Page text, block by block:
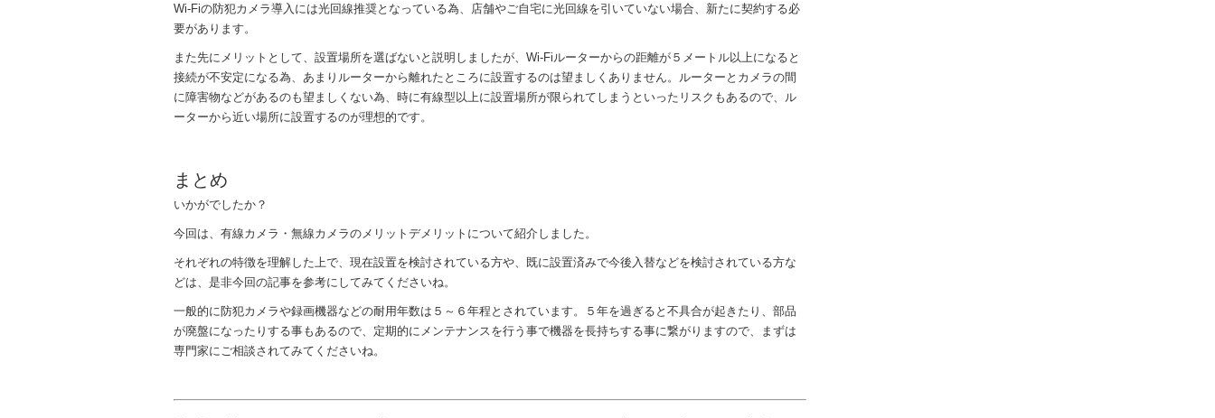
Wi-Fiの防犯カメラ導入には光回線推奨となっている為、店舗やご自宅に光回線を引いていない場合、新たに契約する必
要があります。
また先にメリットとして、設置場所を選ばないと説明しましたが、Wi-Fiルーターからの距離が５メートル以上になると
接続が不安定になる為、あまりルーターから離れたところに設置するのは望ましくありません。ルーターとカメラの間
に障害物などがあるのも望ましくない為、時に有線型以上に設置場所が限られてしまうといったリスクもあるので、ル
ーターから近い場所に設置するのが理想的です。
まとめ
いかがでしたか？
今回は、有線カメラ・無線カメラのメリットデメリットについて紹介しました。
それぞれの特徴を理解した上で、現在設置を検討されている方や、既に設置済みで今後入替などを検討されている方な
どは、是非今回の記事を参考にしてみてくださいね。
一般的に防犯カメラや録画機器などの耐用年数は５～６年程とされています。５年を過ぎると不具合が起きたり、部品
が廃盤になったりする事もあるので、定期的にメンテナンスを行う事で機器を長持ちする事に繋がりますので、まずは
専門家にご相談されてみてくださいね。